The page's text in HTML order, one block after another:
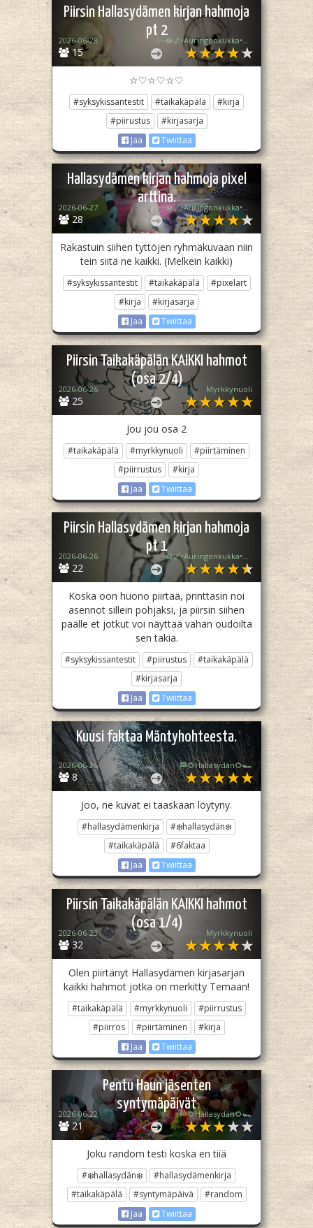
Piirsin Hallasydämen kirjan hahmoja
pt 2
15
2026-06-28 ☆~🪷🌌•Auringonkukka•🌠💧~☆
☆♡☆♡☆♡
#syksykissantestit #taikakäpälä
#kirja
#piirustus
#kirjasarja
Jaa
Twiittaa
Hallasydämen kirjan hahmoja pixel
arttina.
28
2026-06-27 ☆~🪷🌌•Auringonkukka•🌠💧~☆
Rakastuin siihen tyttöjen ryhmäkuvaan niin
tein siitä ne kaikki. (Melkein kaikki)
#syksykissantestit #taikakäpälä
#pixelart
#kirja
#kirjasarja
Jaa
Twiittaa
Piirsin Taikakäpälän KAIKKI hahmot
(osa 2/4)
25
2026-06-26 Myrkkynuoli
Jou jou osa 2
#taikakäpälä #myrkkynuoli
#piirtäminen
#piirrustus
#kirja
Jaa
Twiittaa
Piirsin Hallasydämen kirjan hahmoja
pt 1
22
2026-06-26 ☆~🪷🌌•Auringonkukka•🌠💧~☆
Koska oon huono piirtää, printtasin noi
asennot sillein pohjaksi, ja piirsin siihen
päälle et jotkut voi näyttää vähän oudoilta
sen takia.
#syksykissantestit #piirustus
#taikakäpälä
#kirjasarja
Jaa
Twiittaa
Kuusi faktaa Mäntyhohteesta.
8
2026-06-26 🏁🌻Hallasydän🌻🏎️
Joo, ne kuvat ei taaskaan löytyny.
#hallasydämenkirja
#❄️hallasydän❄️
#taikakäpälä
#6faktaa
Jaa
Twiittaa
Piirsin Taikakäpälän KAIKKI hahmot
(osa 1/4)
32
2026-06-23 Myrkkynuoli
Olen piirtänyt Hallasydämen kirjasarjan
kaikki hahmot jotka on merkitty Temaan!
#taikakäpälä #myrkkynuoli
#piirrustus
#piirros
#piirtäminen
#kirja
Jaa
Twiittaa
Pentu Haun jäsenten
syntymäpäivät
21
2026-06-22 🏁🌻Hallasydän🌻🏎️
Joku random testi koska en tiiä
#❄️hallasydän❄️
#hallasydämenkirja
#taikakäpälä
#syntymäpäivä
#random
Jaa
Twiittaa